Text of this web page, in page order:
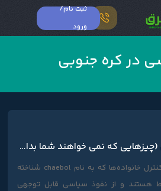
ثبت نام/
ورود
در کره جنوبی
چند فکت از کره جنوبی (چیزهایی که نمی خواهند شما بدانید)
امپراتوری‌های تجاری تحت کنترل خانواده‌ها که به نام chaebol شناخته
هستند و از نفوذ سیاسی قابل توجهی